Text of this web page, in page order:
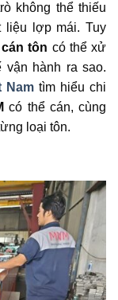
không thể thiếu
liệu lợp mái. Tuy
tôn có thể xử
hành ra sao.
Nam tìm hiểu chi
có thể cán, cùng
loại tôn.